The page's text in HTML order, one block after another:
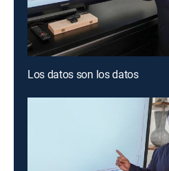
Los datos son los datos